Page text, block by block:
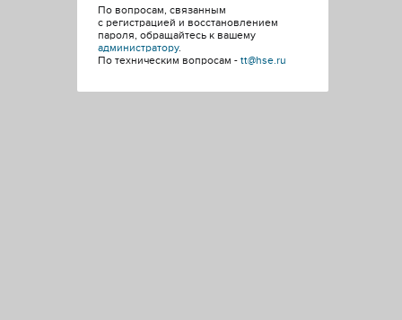
По вопросам, связанным
с регистрацией и восстановлением
пароля, обращайтесь к вашему
администратору.
По техническим вопросам - tt@hse.ru